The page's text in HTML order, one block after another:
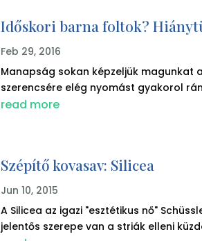
Időskori barna foltok?
Feb 29, 2016
Manapság sokan képzeljük magunkat
szerencsére elég nyomást gyakorol
read more
Szépítő kovasav: Silicea
Jun 10, 2015
A Silicea az igazi "esztétikus nő"
jelentős szerepe van a striák elleni